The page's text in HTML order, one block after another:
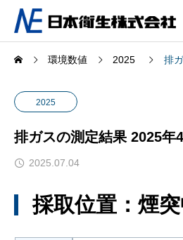
環境数値 2025 排
2025
排ガスの測定結果 2025年
2025.07.04
採取位置：煙